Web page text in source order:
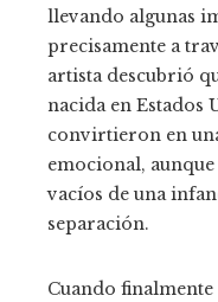
llevando algunas
precisamente a
artista descubrió
nacida en Estados
convirtieron en
emocional,
vacíos de una
separación.
Cuando